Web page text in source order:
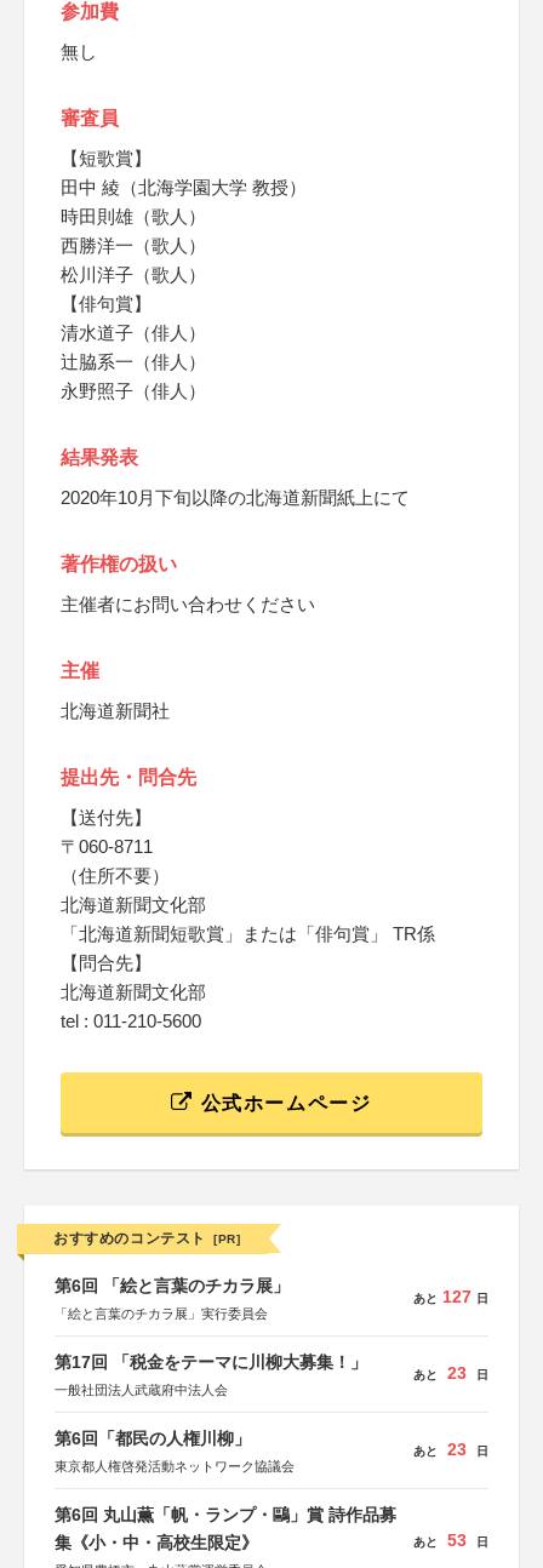
参加費
無し
審査員
【短歌賞】
田中 綾（北海学園大学 教授）
時田則雄（歌人）
西勝洋一（歌人）
松川洋子（歌人）
【俳句賞】
清水道子（俳人）
辻脇系一（俳人）
永野照子（俳人）
結果発表
2020年10月下旬以降の北海道新聞紙上にて
著作権の扱い
主催者にお問い合わせください
主催
北海道新聞社
提出先・問合先
【送付先】
〒060-8711
（住所不要）
北海道新聞文化部
「北海道新聞短歌賞」または「俳句賞」 TR係
【問合先】
北海道新聞文化部
tel : 011-210-5600
公式ホームページ
おすすめのコンテスト [PR]
第6回 「絵と言葉のチカラ展」
「絵と言葉のチカラ展」実行委員会
あと 127 日
第17回 「税金をテーマに川柳大募集！」
一般社団法人武蔵府中法人会
あと 23 日
第6回「都民の人権川柳」
東京都人権啓発活動ネットワーク協議会
あと 23 日
第6回 丸山薫「帆・ランプ・鷗」賞 詩作品募
集《小・中・高校生限定》
あと 53 日